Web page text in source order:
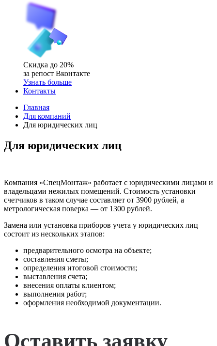
Скидка до 20%
за репост Вконтакте
Узнать больше
Контакты
Главная
Для компаний
Для юридических лиц
Для юридических лиц
Компания «СпецМонтаж» работает с юридическими лицами и
владельцами нежилых помещений. Стоимость установки
счетчиков в таком случае составляет от 3900 рублей, а
метрологическая поверка — от 1300 рублей.
Замена или установка приборов учета у юридических лиц
состоит из нескольких этапов:
предварительного осмотра на объекте;
составления сметы;
определения итоговой стоимости;
выставления счета;
внесения оплаты клиентом;
выполнения работ;
оформления необходимой документации.
Оставить заявку